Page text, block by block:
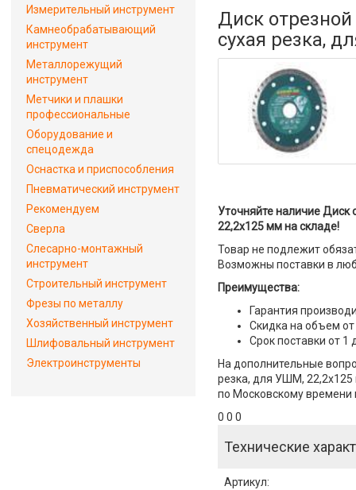
Диск
сухая резка,
Уточняйте наличие Диск
22,2х125 мм на складе!
Товар не подлежит
Возможны поставки в
Преимущества:
Гарантия
Скидка на объем от
Срок поставки от 1
На дополнительные
резка, для УШМ, 22,2х125
по Московскому времени
0 0 0
Технические
Артикул:
Измерительный инструмент
Камнеобрабатывающий
инструмент
Металлорежущий
инструмент
Метчики и плашки
профессиональные
Оборудование и
спецодежда
Оснастка и приспособления
Пневматический инструмент
Рекомендуем
Сверла
Слесарно-монтажный
инструмент
Строительный инструмент
Фрезы по металлу
Хозяйственный инструмент
Шлифовальный инструмент
Электроинструменты